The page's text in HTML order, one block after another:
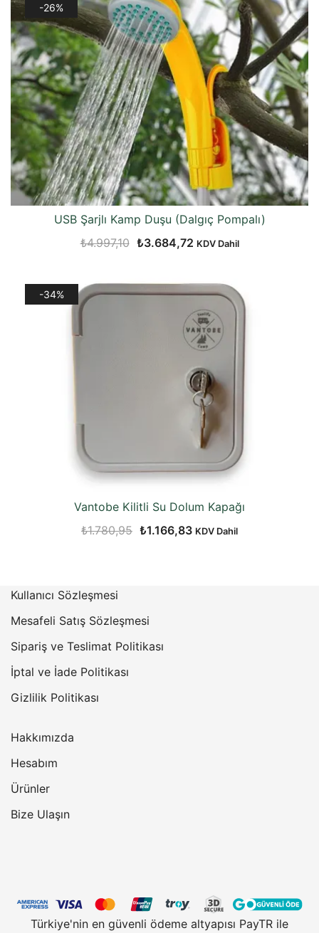
₺5.035,79.
-26%
USB Şarjlı Kamp Duşu (Dalgıç Pompalı)
₺4.997,10 Orijinal
₺3.684,72Şu
₺3.684,72.
KDV Dahil
-34%
Vantobe Kilitli Su Dolum Kapağı
₺1.780,95 Orijinal
₺1.166,83Şu
KDV Dahil
Kullanıcı Sözleşmesi
Mesafeli Satış Sözleşmesi
Sipariş ve Teslimat Politikası
İptal ve İade Politikası
Gizlilik Politikası
Hakkımızda
Hesabım
Ürünler
Bize Ulaşın
Türkiye'nin en güvenli ödeme altyapısı PayTR ile